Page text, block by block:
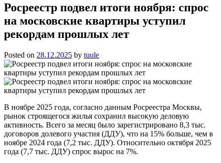
Росреестр подвел итоги ноября: спрос
на московские квартиры уступил
рекордам прошлых лет
Posted on 28.12.2025 by tuule
В ноябре 2025 года, согласно данным Росреестра Москвы,
рынок строящегося жилья сохранил высокую деловую
активность. Всего за месяц было зарегистрировано 8,3 тыс.
договоров долевого участия (ДДУ), что на 15% больше, чем в
ноябре 2024 года (7,2 тыс. ДДУ). Относительно октября 2025
года (7,7 тыс. ДДУ) спрос вырос на 7%.